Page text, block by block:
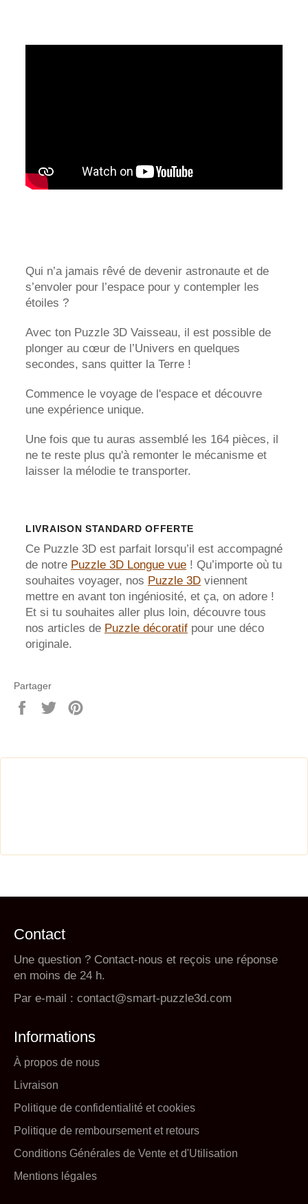
Qui n’a jamais rêvé de devenir astronaute et de
s’envoler pour l’espace pour y contempler les
étoiles ?
Avec ton Puzzle 3D Vaisseau, il est possible de
plonger au cœur de l’Univers en quelques
secondes, sans quitter la Terre !
Commence le voyage de l'espace et découvre
une expérience unique.
Une fois que tu auras assemblé les 164 pièces, il
ne te reste plus qu'à remonter le mécanisme et
laisser la mélodie te transporter.
LIVRAISON STANDARD OFFERTE
Ce Puzzle 3D est parfait lorsqu’il est accompagné
de notre Puzzle 3D Longue vue ! Qu’importe où tu
souhaites voyager, nos Puzzle 3D viennent
mettre en avant ton ingéniosité, et ça, on adore !
Et si tu souhaites aller plus loin, découvre tous
nos articles de Puzzle décoratif pour une déco
originale.
Partager
PartagerTweeter
Contact
Une question ? Contact-nous et reçois une réponse
en moins de 24 h.
Par e-mail : contact@smart-puzzle3d.com
Informations
À propos de nous
Livraison
Politique de confidentialité et cookies
Politique de remboursement et retours
Conditions Générales de Vente et d'Utilisation
Mentions légales